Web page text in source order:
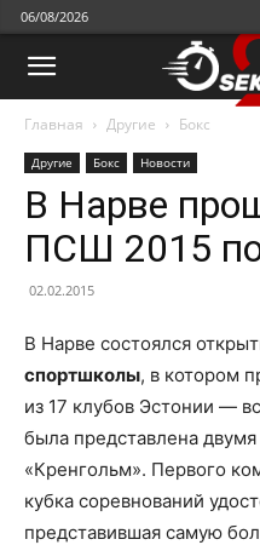
06/08/2026
Главная Другие Бокс
Другие Бокс Новости
В Нарве
ПСШ 2015
02.02.2015
В Нарве состоялся
спортшколы, в котором
из 17 клубов Эстонии —
была представлена
«Кренгольм». Первого
кубка соревнований
представившая самую